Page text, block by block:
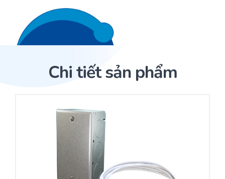
Trang Chủ
Nhà phân phối cảm biến
Chi tiết sản phẩm